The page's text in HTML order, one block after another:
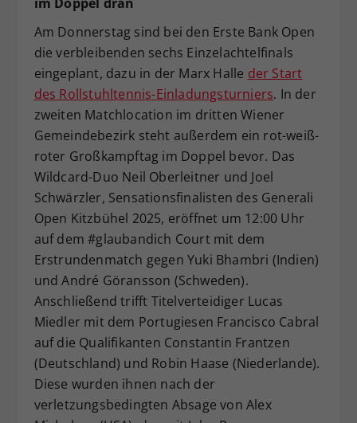
Am Donnerstag sind bei den Erste Bank Open
die verbleibenden sechs Einzelachtelfinals
eingeplant, dazu in der Marx Halle der Start
des Rollstuhltennis-Einladungsturniers. In der
zweiten Matchlocation im dritten Wiener
Gemeindebezirk steht außerdem ein rot-weiß-
roter Großkampftag im Doppel bevor. Das
Wildcard-Duo Neil Oberleitner und Joel
Schwärzler, Sensationsfinalisten des Generali
Open Kitzbühel 2025, eröffnet um 12:00 Uhr
auf dem #glaubandich Court mit dem
Erstrundenmatch gegen Yuki Bhambri (Indien)
und André Göransson (Schweden).
Anschließend trifft Titelverteidiger Lucas
Miedler mit dem Portugiesen Francisco Cabral
auf die Qualifikanten Constantin Frantzen
(Deutschland) und Robin Haase (Niederlande).
Diese wurden ihnen nach der
verletzungsbedingten Absage von Alex